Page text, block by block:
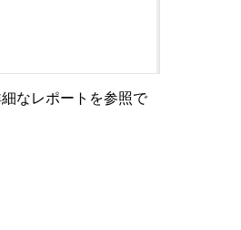
なレポートを参照で